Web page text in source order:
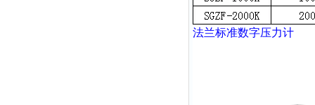
法兰标准数字压力计